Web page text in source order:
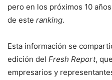
pero en los próximos 10
de este ranking.
Esta información se
edición del Fresh Report,
empresarios y